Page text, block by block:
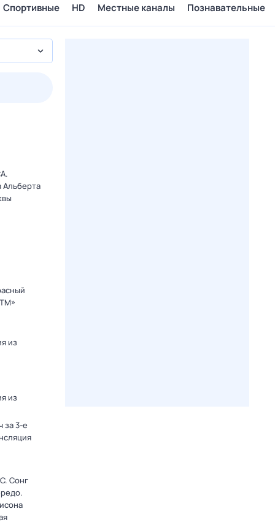
Спортивные HD Местные каналы Познавательные
Альберта
из
из
за 3-е
Сонг